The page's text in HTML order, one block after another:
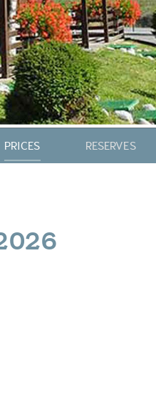
PRICES RESERVES